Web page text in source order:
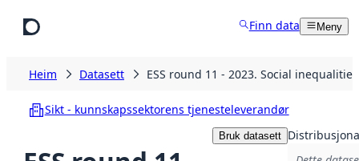
Finn data Meny
Heim Datasett ESS round 11 - 2023. Social
Sikt - kunnskapssektorens tjenesteleverandør
Bruk datasett